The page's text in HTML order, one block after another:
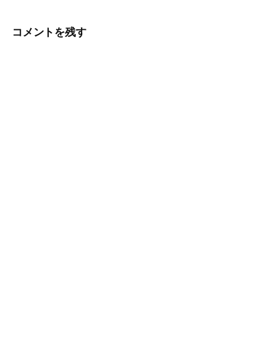
ゲ
コメントを残す